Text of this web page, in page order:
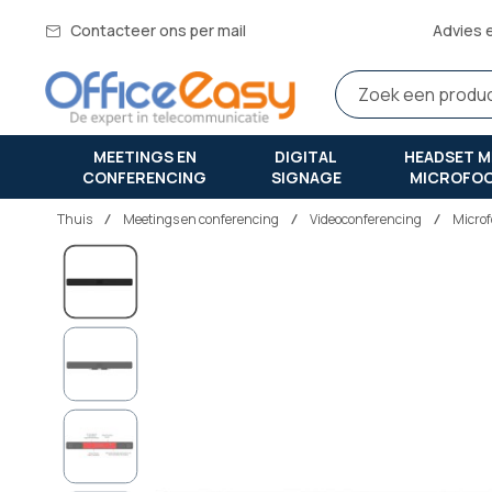
Contacteer ons per mail Advies
MEETINGS EN
CONFERENCING
DIGITAL
SIGNAGE
HEADSET
Thuis meetings en conferencing Videoconferencing
Ga
einde
van
de
gallerij